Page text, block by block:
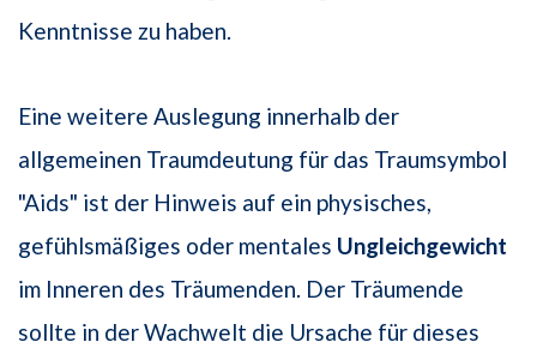
Kenntnisse zu haben.
Eine weitere Auslegung innerhalb der
allgemeinen Traumdeutung für das Traumsymbol
"Aids" ist der Hinweis auf ein physisches,
gefühlsmäßiges oder mentales Ungleichgewicht
im Inneren des Träumenden. Der Träumende
sollte in der Wachwelt die Ursache für dieses